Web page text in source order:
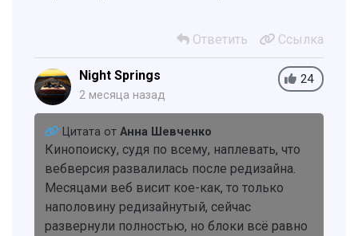
Ответить Ссылка
24
Night Springs
2 месяца назад
Цитата от Анна Шевченко
Кинопоиску, судя по всему, наплевать, что
вебверсия развалилась после редизайна.
Месяцами веб висит кое-как, то только
наполовину редизайнутый, сейчас
развернули полностью, но блоки всё равно